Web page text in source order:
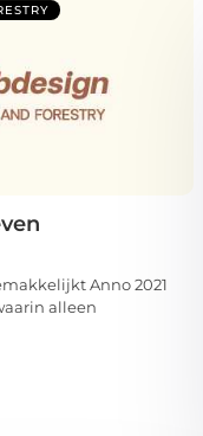
Anno 2021
alleen